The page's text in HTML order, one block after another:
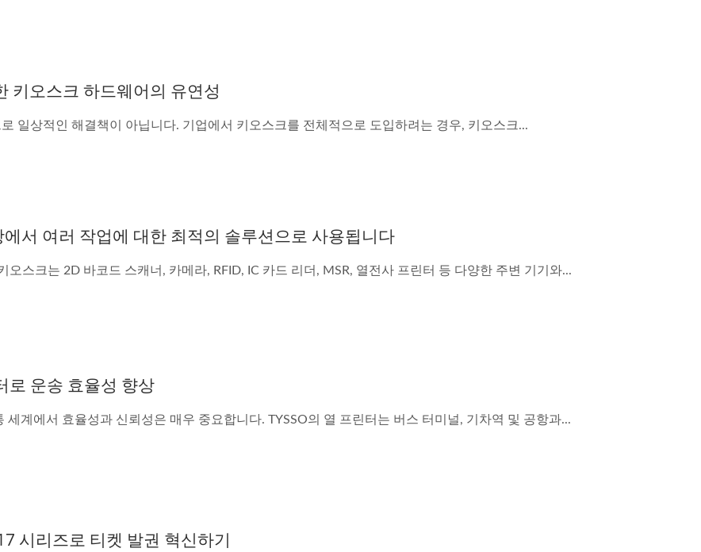
키오스크 하드웨어의 유연성
일상적인 해결책이 아닙니다. 기업에서 키오스크를 전체적으로 도입하려는 경우, 키오스크...
서 여러 작업에 대한 최적의 솔루션으로 사용됩니다
오스크는 2D 바코드 스캐너, 카메라, RFID, IC 카드 리더, MSR, 열전사 프린터 등 다양한 주변 기기와...
로 운송 효율성 향상
세계에서 효율성과 신뢰성은 매우 중요합니다. TYSSO의 열 프린터는 버스 터미널, 기차역 및 공항과...
시리즈로 티켓 발권 혁신하기